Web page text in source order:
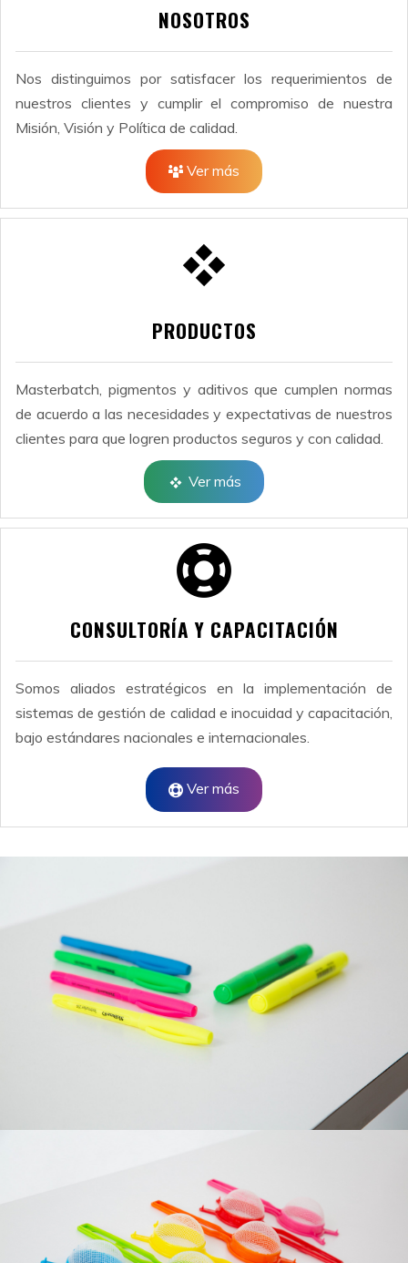
NOSOTROS
Nos distinguimos por satisfacer los requerimientos de
nuestros clientes y cumplir el compromiso de nuestra
Misión, Visión y Política de calidad.
Ver más
PRODUCTOS
Masterbatch, pigmentos y aditivos que cumplen normas
de acuerdo a las necesidades y expectativas de nuestros
clientes para que logren productos seguros y con calidad.
Ver más
CONSULTORÍA Y CAPACITACIÓN
Somos aliados estratégicos en la implementación de
sistemas de gestión de calidad e inocuidad y capacitación,
bajo estándares nacionales e internacionales.
Ver más